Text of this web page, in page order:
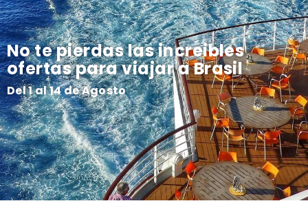
No te pierdas las increibles
ofertas para viajar a Brasil
Del 1 al 14 de Agosto